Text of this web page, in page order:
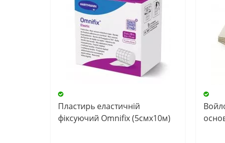
Пластирь еластичній
фіксуючий Omnifix (5смх10м)